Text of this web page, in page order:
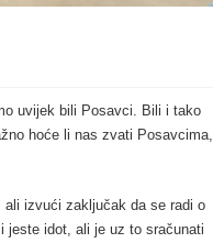
uvijek bili Posavci. Bili i tako
hoće li nas zvati Posavcima,
ali izvući zaključak da se radi o
jeste idot, ali je uz to sračunati